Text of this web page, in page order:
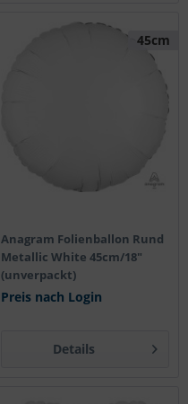
45cm
Anagram Folienballon Rund
Metallic White 45cm/18"
(unverpackt)
Preis nach Login
Details